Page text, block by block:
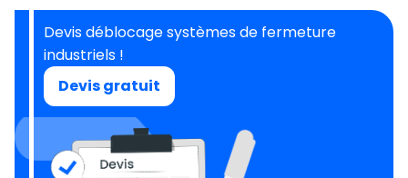
Devis déblocage systèmes de fermeture
industriels !
Devis gratuit